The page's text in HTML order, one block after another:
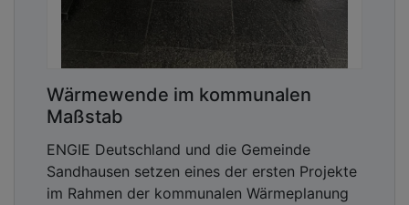
Wärmewende im kommunalen
Maßstab
ENGIE Deutschland und die Gemeinde
Sandhausen setzen eines der ersten Projekte
im Rahmen der kommunalen Wärmeplanung